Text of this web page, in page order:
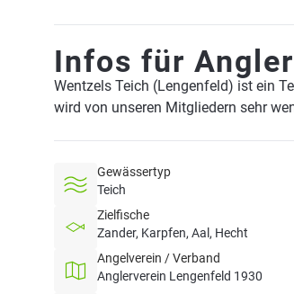
Infos für Angler
Wentzels Teich (Lengenfeld) ist ein
wird von unseren Mitgliedern sehr
Gewässertyp
Teich
Zielfische
Zander, Karpfen, Aal, Hecht
Angelverein / Verband
Anglerverein Lengenfeld 1930